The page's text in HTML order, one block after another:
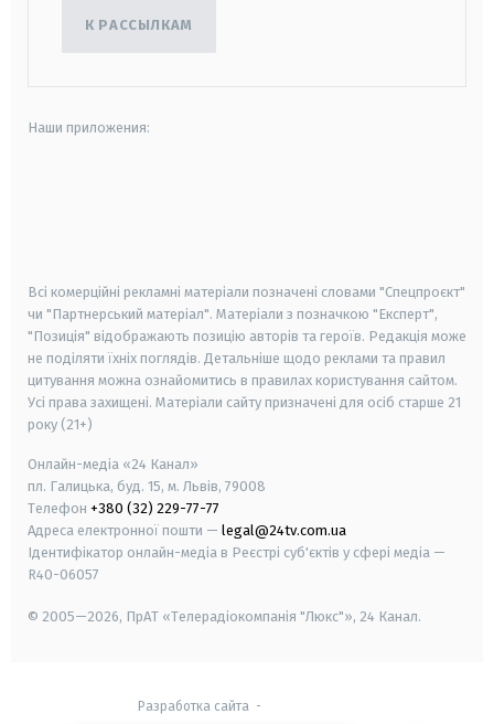
К РАССЫЛКАМ
Наши приложения:
Всі комерційні рекламні матеріали позначені словами "Спецпроєкт"
чи "Партнерський матеріал". Матеріали з позначкою "Експерт",
"Позиція" відображають позицію авторів та героїв. Редакція може
не поділяти їхніх поглядів. Детальніше щодо реклами та правил
цитування можна ознайомитись в правилах користування сайтом.
Усі права захищені. Матеріали сайту призначені для осіб старше 21
року (21+)
Онлайн-медіа «24 Канал»
пл. Галицька, буд. 15, м. Львів, 79008
Телефон +380 (32) 229-77-77
Адреса електронної пошти — legal@24tv.com.ua
Ідентифікатор онлайн-медіа в Реєстрі суб'єктів у сфері медіа —
R40-06057
© 2005—2026, ПрАТ «Телерадіокомпанія "Люкс"», 24 Канал.
Разработка сайта -